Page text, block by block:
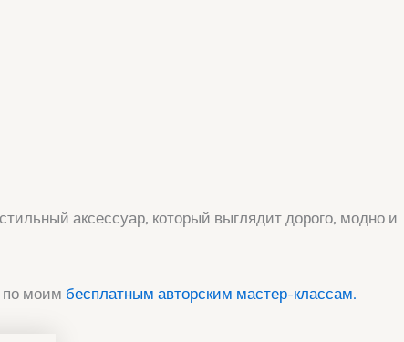
аксессуар, который выглядит дорого, модно и
по моим бесплатным авторским мастер-классам.